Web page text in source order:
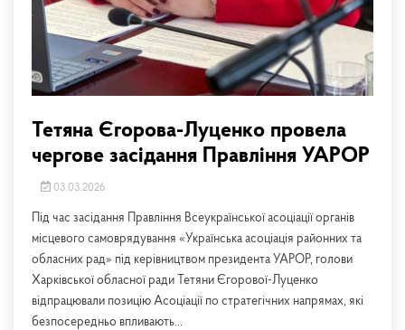
Тетяна Єгорова-Луценко провела
чергове засідання Правління УАРОР
03.03.2026
Під час засідання Правління Всеукраїнської асоціації органів
місцевого самоврядування «Українська асоціація районних та
обласних рад» під керівництвом президента УАРОР, голови
Харківської обласної ради Тетяни Єгорової-Луценко
відпрацювали позицію Асоціації по стратегічних напрямах, які
безпосередньо впливають...